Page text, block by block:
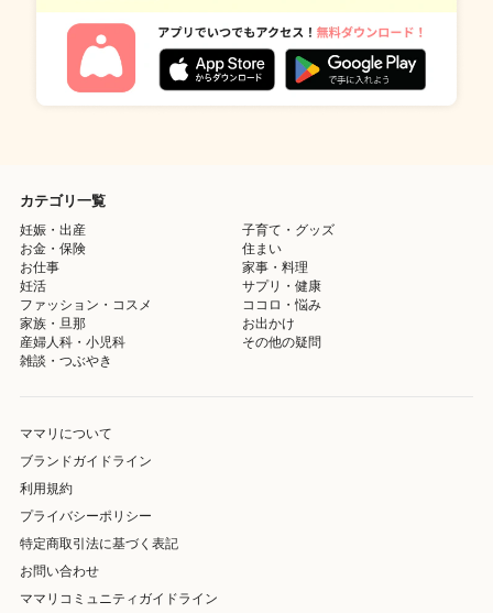
カテゴリ一覧
妊娠・出産
子育て・グッズ
お金・保険
住まい
お仕事
家事・料理
妊活
サプリ・健康
ファッション・コスメ
ココロ・悩み
家族・旦那
お出かけ
産婦人科・小児科
その他の疑問
雑談・つぶやき
ママリについて
ブランドガイドライン
利用規約
プライバシーポリシー
特定商取引法に基づく表記
お問い合わせ
ママリコミュニティガイドライン